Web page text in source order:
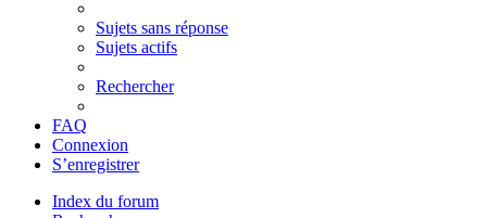
Sujets sans réponse
Sujets actifs
Rechercher
FAQ
Connexion
S’enregistrer
Index du forum